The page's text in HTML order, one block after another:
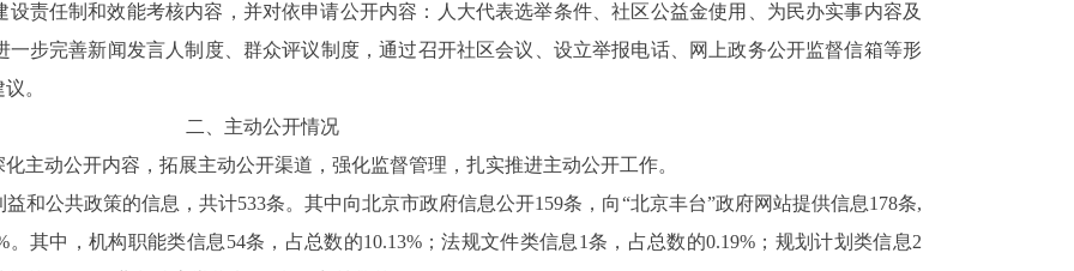
责任制和效能考核内容，并对依申请公开内容：人大代表选举条件、社区公益金使用、为民办实事内容及
步完善新闻发言人制度、群众评议制度，通过召开社区会议、设立举报电话、网上政务公开监督信箱等形
。
二、主动公开情况
主动公开内容，拓展主动公开渠道，强化监督管理，扎实推进主动公开工作。
和公共政策的信息，共计533条。其中向北京市政府信息公开159条，向“北京丰台”政府网站提供信息178条,
其中，机构职能类信息54条，占总数的10.13%；法规文件类信息1条，占总数的0.19%；规划计划类信息2